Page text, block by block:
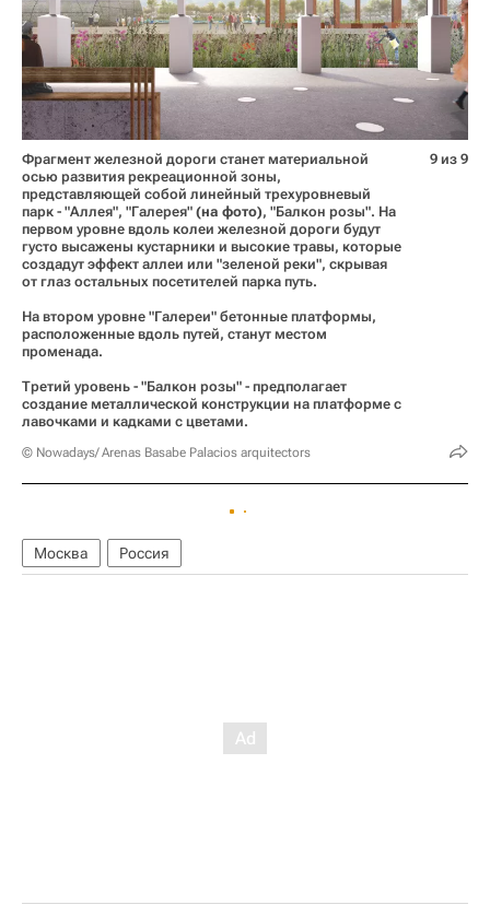
Фрагмент железной дороги станет материальной
осью развития рекреационной зоны,
представляющей собой линейный трехуровневый
парк - "Аллея", "Галерея" (на фото), "Балкон розы". На
первом уровне вдоль колеи железной дороги будут
густо высажены кустарники и высокие травы, которые
создадут эффект аллеи или "зеленой реки", скрывая
от глаз остальных посетителей парка путь.
На втором уровне "Галереи" бетонные платформы,
расположенные вдоль путей, станут местом
променада.
Третий уровень - "Балкон розы" - предполагает
создание металлической конструкции на платформе с
лавочками и кадками с цветами.
© Nowadays/ Arenas Basabe Palacios arquitectors
9 из 9
Москва Россия